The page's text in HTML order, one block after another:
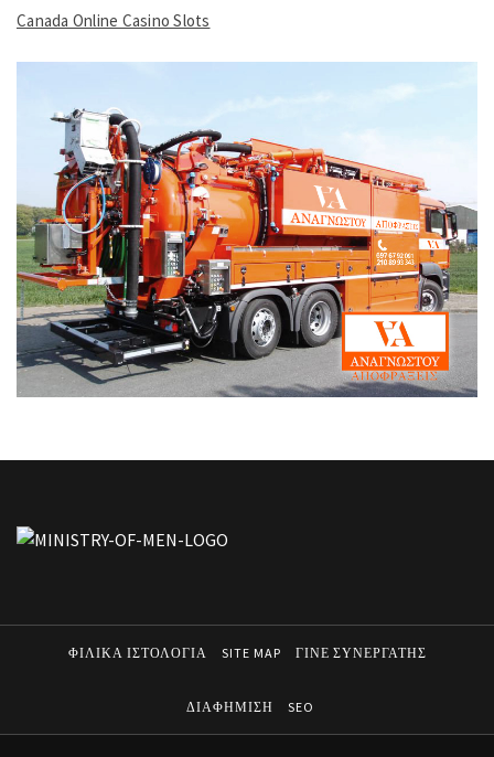
Canada Online Casino Slots
ΦΙΛΙΚΑ ΙΣΤΟΛΟΓΙΑ SITE MAP ΓΙΝΕ ΣΥΝΕΡΓΑΤΗΣ
ΔΙΑΦΗΜΙΣΗ SEO